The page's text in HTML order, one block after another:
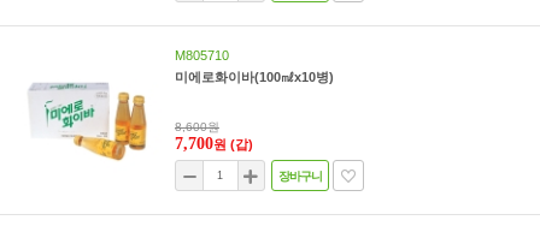
M805710
미에로화이바(100㎖x10병)
8,600원
7,700원 (갑)
장바구니